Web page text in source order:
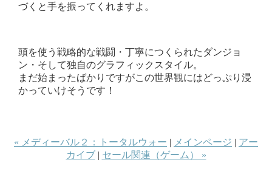
づくと手を振ってくれますよ。
頭を使う戦略的な戦闘・丁寧につくられたダンジョ
ン・そして独自のグラフィックスタイル。
まだ始まったばかりですがこの世界観にはどっぷり浸
かっていけそうです！
« メディーバル２：トータルウォー | メインページ | アー
カイブ| セール関連（ゲーム） »